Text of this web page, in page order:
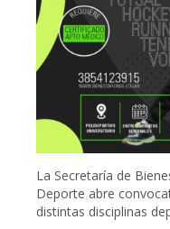
La Secretaría de
Deporte abre
distintas disciplinas